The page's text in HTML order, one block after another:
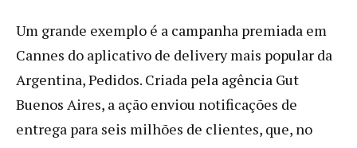
Um grande exemplo é a campanha premiada em
Cannes do aplicativo de delivery mais popular da
Argentina, Pedidos. Criada pela agência Gut
Buenos Aires, a ação enviou notificações de
entrega para seis milhões de clientes, que, no